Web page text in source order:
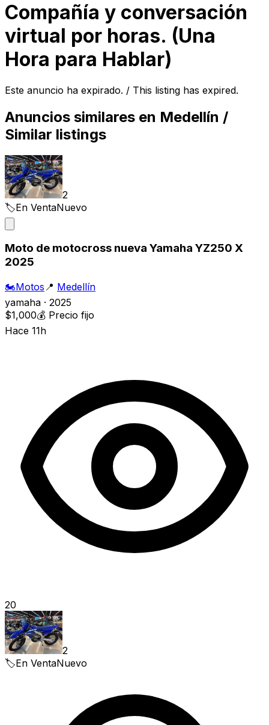
Compañía y conversación
virtual por horas. (Una
Hora para Hablar)
Este anuncio ha expirado. / This listing has expired.
Anuncios similares en Medellín /
Similar listings
2
🏷️En VentaNuevo
Moto de motocross nueva Yamaha YZ250 X
2025
🏍️Motos 📍 Medellín
yamaha · 2025
$1,000💰 Precio fijo
Hace 11h
20
2
🏷️En VentaNuevo